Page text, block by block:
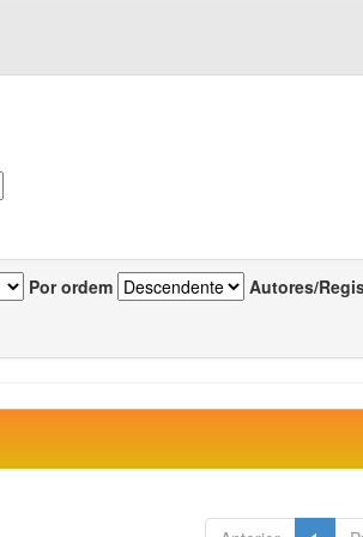
Por ordem Autores/